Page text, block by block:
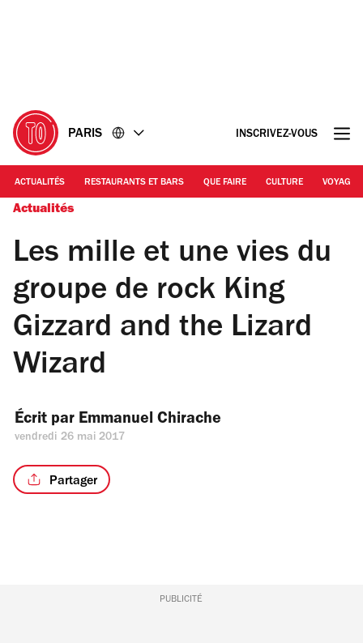
PARIS INSCRIVEZ-VOUS
ACTUALITÉS RESTAURANTS ET BARS QUE FAIRE CULTURE VOYAGE
Actualités
Les mille et une vies du
groupe de rock King
Gizzard and the Lizard
Wizard
Écrit par Emmanuel Chirache
vendredi 26 mai 2017
Partager
PUBLICITÉ